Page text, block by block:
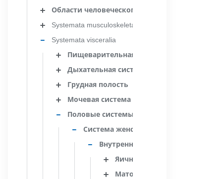
Области человеческого тела
Systemata musculoskeletalia
Systemata visceralia
Пищеварительная система
Дыхательная система
Грудная полость
Мочевая система
Половые системы
Система женских половых органов
Внутренние женские половые
Яичник
Маточная труба